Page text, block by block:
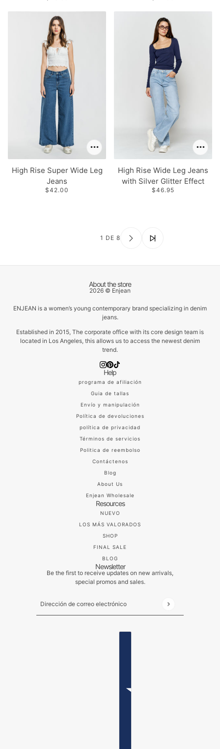
High Rise Super Wide Leg
Jeans
$42.00
High Rise Wide Leg Jeans
with Silver Glitter Effect
$46.95
1 DE 8
About the store
2026 © Enjean
ENJEAN is a women’s young contemporary brand specializing in denim
jeans.
Established in 2015, The corporate office with its core design team is
located in Los Angeles, this allows us to access the newest denim
trend.
Help
programa de afiliación
Guia de tallas
Envío y manipulación
Política de devoluciones
política de privacidad
Términos de servicios
Politica de reembolso
Contáctenos
Blog
About Us
Enjean Wholesale
Resources
NUEVO
LOS MÁS VALORADOS
SHOP
FINAL SALE
BLOG
Newsletter
Be the first to receive updates on new arrivals,
special promos and sales.
Dirección de correo electrónico
Este sitio está protegido por hCaptcha y se aplican